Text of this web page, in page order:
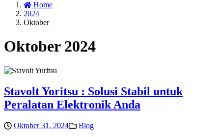
Home
2024
Oktober
Oktober 2024
Stavolt Yoritsu : Solusi Stabil untuk
Peralatan Elektronik Anda
Oktober 31, 2024
Blog